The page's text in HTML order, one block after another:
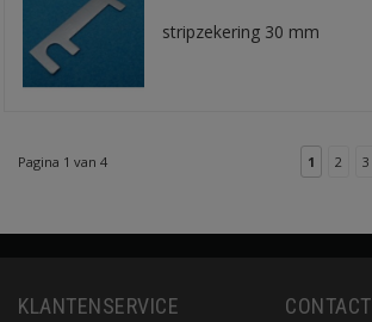
stripzekering 30 mm
Pagina 1 van 4 1 2 3
KLANTENSERVICE CONTACT